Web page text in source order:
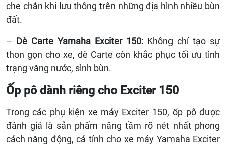
che chắn khi lưu thông trên những địa hình nhiều bùn
đất.
– Dè Carte Yamaha Exciter 150: Không chỉ tạo sự
thon gọn cho xe, dè Carte còn khắc phục tối ưu tình
trạng văng nước, sình bùn.
Ốp pô dành riêng cho Exciter 150
Trong các phụ kiện xe máy Exciter 150, ốp pô được
đánh giá là sản phẩm nâng tầm rõ nét nhất phong
cách năng động, cá tính cho xe máy Yamaha Exciter